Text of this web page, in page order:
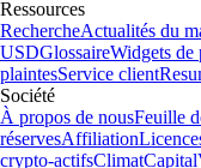
Ressources
RechercheActualités du
USDGlossaireWidgets de
plaintesService client
Société
À propos de nousFeuille
réservesAffiliation
crypto-actifsClimatCapital